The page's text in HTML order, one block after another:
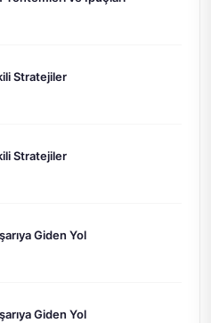
Stratejiler
Stratejiler
Giden Yol
Giden Yol